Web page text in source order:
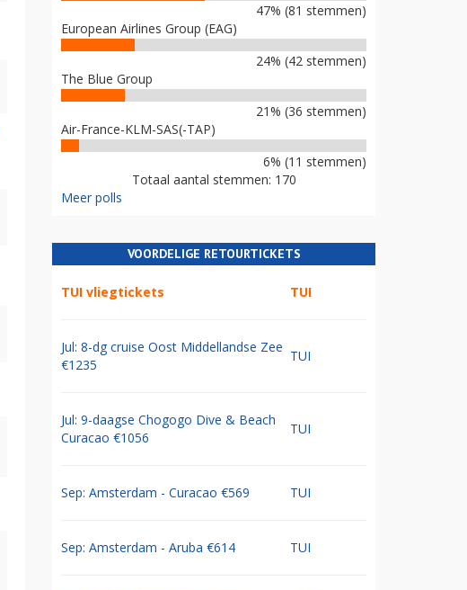
47% (81 stemmen)
European Airlines Group (EAG)
24% (42 stemmen)
The Blue Group
21% (36 stemmen)
Air-France-KLM-SAS(-TAP)
6% (11 stemmen)
Totaal aantal stemmen: 170
Meer polls
VOORDELIGE RETOURTICKETS
TUI vliegtickets TUI
Jul: 8-dg cruise Oost Middellandse Zee
€1235
TUI
Jul: 9-daagse Chogogo Dive & Beach
Curacao €1056
TUI
Sep: Amsterdam - Curacao €569 TUI
Sep: Amsterdam - Aruba €614 TUI